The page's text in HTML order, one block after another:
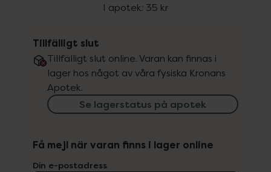
I apotek: 35 kr
Tillfälligt slut
Tillfälligt slut online. Varan kan finnas i
lager hos något av våra fysiska Kronans
Apotek.
Se lagerstatus på apotek
Få mejl när varan finns i lager online
Din e-postadress